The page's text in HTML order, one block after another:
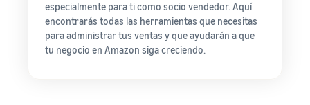
especialmente para ti como socio vendedor. Aquí
encontrarás todas las herramientas que necesitas
para administrar tus ventas y que ayudarán a que
tu negocio en Amazon siga creciendo.